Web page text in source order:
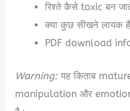
रिश्ते कैसे toxic बन
क्या कुछ सीखने लायक
PDF download
Warning:यह किताब
manipulation और